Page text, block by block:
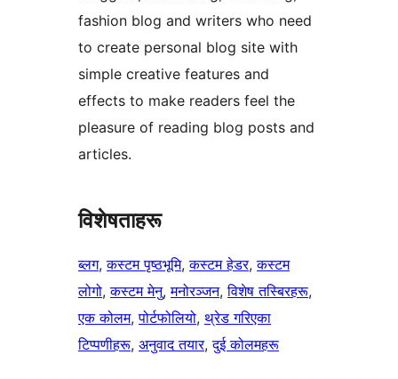
fashion blog and writers who need
to create personal blog site with
simple creative features and
effects to make readers feel the
pleasure of reading blog posts and
articles.
विशेषताहरू
ब्लग, कस्टम पृष्ठभूमि, कस्टम हेडर, कस्टम
लोगो, कस्टम मेनु, मनोरञ्जन, विशेष तस्बिरहरू
एक कोलम, पोर्टफोलियो, थ्रेड गरिएका
टिप्पणीहरू, अनुवाद तयार, दुई कोलमहरू